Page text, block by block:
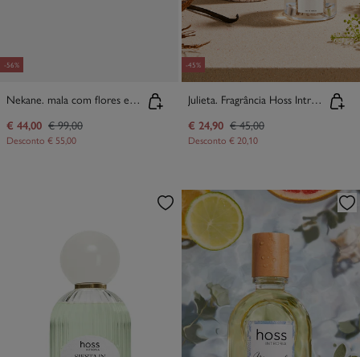
-56%
Nekane. mala com flores em fibras naturais
€ 44,00 € 99,00
Desconto € 55,00
-45%
Julieta. Fragrância Hoss Intropia 30ml
€ 24,90 € 45,00
Desconto € 20,10